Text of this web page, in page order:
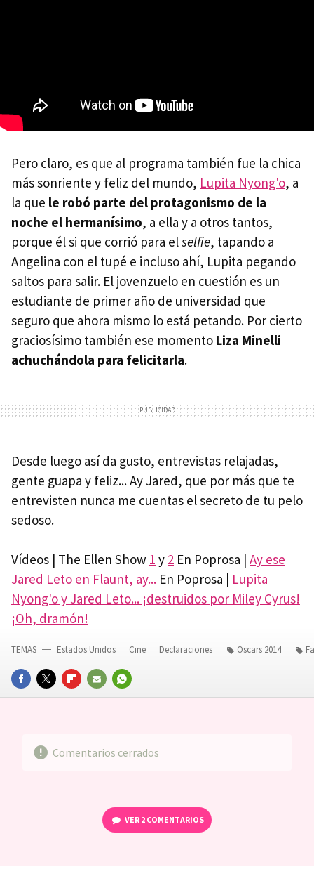
Pero claro, es que al programa también fue la chica
más sonriente y feliz del mundo, Lupita Nyong'o, a
la que le robó parte del protagonismo de la
noche el hermanísimo, a ella y a otros tantos,
porque él si que corrió para elselfie, tapando a
Angelina con el tupé e incluso ahí, Lupita pegando
saltos para salir. El jovenzuelo en cuestión es un
estudiante de primer año de universidad que
seguro que ahora mismo lo está petando. Por cierto
graciosísimo también ese momento Liza Minelli
achuchándola para felicitarla.
Desde luego así da gusto, entrevistas relajadas,
gente guapa y feliz... Ay Jared, que por más que te
entrevisten nunca me cuentas el secreto de tu pelo
sedoso.
Vídeos | The Ellen Show 1 y 2 En Poprosa | Ay ese
Jared Leto en Flaunt, ay... En Poprosa | Lupita
Nyong'o y Jared Leto... ¡destruidos por Miley Cyrus!
¡Oh, dramón!
FACEBOOKTWITTERFLIPBOARD
E-
WHATSAPP
TEMAS Estados Unidos Cine Declaraciones Oscars 2014
Comentarios cerrados
VER 2 COMENTARIOS